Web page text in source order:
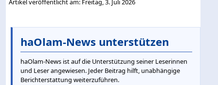
Artikel veröffentlicht am: Freitag, 3. Juli 2026
haOlam-News unterstützen
haOlam-News ist auf die Unterstützung seiner Leserinnen
und Leser angewiesen. Jeder Beitrag hilft, unabhängige
Berichterstattung weiterzuführen.